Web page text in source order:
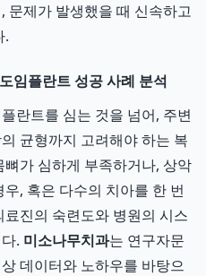
문제가 발생했을 때 신속하고
.
임플란트 성공 사례 분석
란트를 심는 것을 넘어, 주변
균형까지 고려해야 하는 복
가 심하게 부족하거나, 상악
, 혹은 다수의 치아를 한 번
진의 숙련도와 병원의 시스
. 미소나무치과는 연구자문
데이터와 노하우를 바탕으